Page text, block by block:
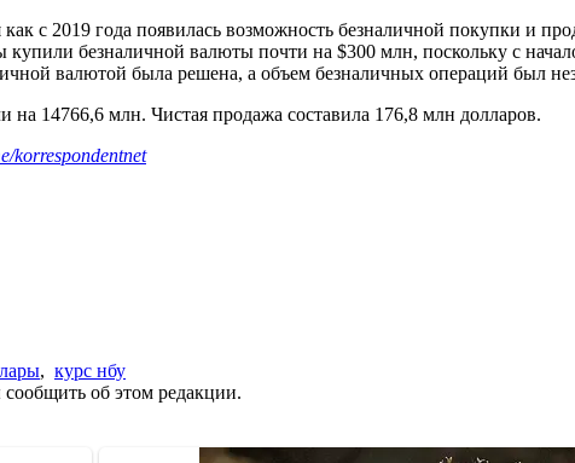
с 2019 года появилась возможность безналичной покупки и
безналичной валюты почти на $300 млн, поскольку с
валютой была решена, а объем безналичных операций был
на 14766,6 млн. Чистая продажа составила 176,8 млн долларов.
korrespondentnet
, курс нбу
об этом редакции.